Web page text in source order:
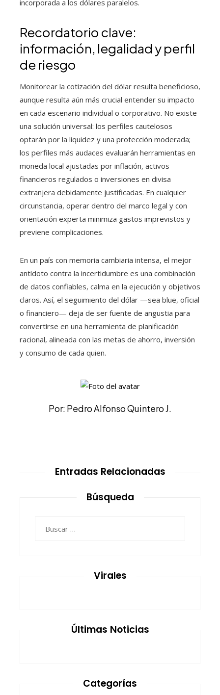
incorporada a los dólares paralelos.
Recordatorio clave:
información, legalidad y perfil
de riesgo
Monitorear la cotización del dólar resulta beneficioso,
aunque resulta aún más crucial entender su impacto
en cada escenario individual o corporativo. No existe
una solución universal: los perfiles cautelosos
optarán por la liquidez y una protección moderada;
los perfiles más audaces evaluarán herramientas en
moneda local ajustadas por inflación, activos
financieros regulados o inversiones en divisa
extranjera debidamente justificadas. En cualquier
circunstancia, operar dentro del marco legal y con
orientación experta minimiza gastos imprevistos y
previene complicaciones.
En un país con memoria cambiaria intensa, el mejor
antídoto contra la incertidumbre es una combinación
de datos confiables, calma en la ejecución y objetivos
claros. Así, el seguimiento del dólar —sea blue, oficial
o financiero— deja de ser fuente de angustia para
convertirse en una herramienta de planificación
racional, alineada con las metas de ahorro, inversión
y consumo de cada quien.
Por: Pedro Alfonso Quintero J.
Entradas Relacionadas
Búsqueda
Virales
Últimas Noticias
Categorías